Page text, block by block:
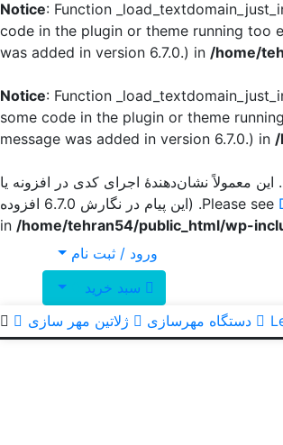
Notice: Function
code in the plugin or theme running too
was added in version 6.7.0.) in /home/
Notice: Function
some code in the plugin or theme
message was added in version 6.7.0.) in /
معمولاً نشان‌دهندهٔ اجرای کدی در افزونه یا
for more information. (این پیام در نگارش 6.7.0 افزوده
/home/tehran54/public_html/wp-
ورود / ثبت نام
سبد خرید
دستگاه مهرسازی ژلاتین مهر سازی